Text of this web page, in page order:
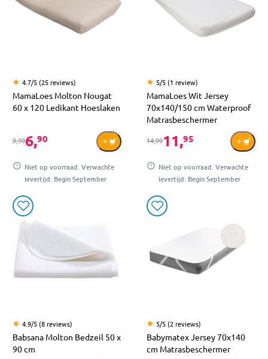
4.7/5 (25 reviews)
MamaLoes Molton Nougat
60 x 120 Ledikant Hoeslaken
9,996,90
Niet op voorraad. Verwachte
levertijd: Begin September
5/5 (1 review)
MamaLoes Wit Jersey
70x140/150 cm Waterproof
Matrasbeschermer
14,9911,95
Niet op voorraad. Verwachte
levertijd: Begin September
4.9/5 (8 reviews)
Babsana Molton Bedzeil 50 x
90 cm
5/5 (2 reviews)
Babymatex Jersey 70x140
cm Matrasbeschermer